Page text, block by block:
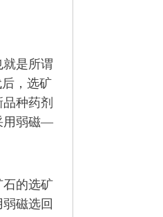
是所谓
，选矿
种药剂
用弱磁—
的选矿
磁选回